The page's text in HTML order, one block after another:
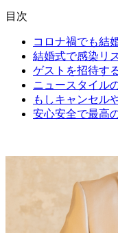
目次
コロナ禍でも結
結婚式で感染リ
ゲストを招待す
ニュースタイル
もしキャンセル
安心安全で最高